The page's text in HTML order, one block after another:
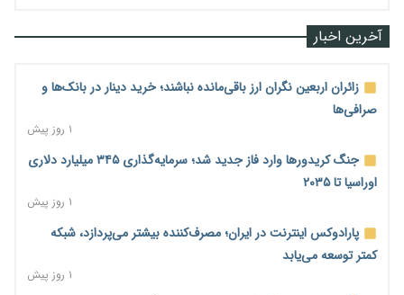
آخرین اخبار
زائران اربعین نگران ارز باقی‌مانده نباشند؛ خرید دینار در بانک‌ها و
صرافی‌ها
۱ روز پیش
جنگ کریدورها وارد فاز جدید شد؛ سرمایه‌گذاری ۳۴۵ میلیارد دلاری
اوراسیا تا ۲۰۳۵
۱ روز پیش
پارادوکس اینترنت در ایران؛ مصرف‌کننده بیشتر می‌پردازد، شبکه
کمتر توسعه می‌یابد
۱ روز پیش